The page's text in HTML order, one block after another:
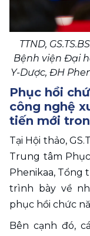
TTND,
Bệnh viện Đại
Y-Dược, ĐH
Phục hồi
công nghệ
tiến mới
Tại Hội thảo,
Trung tâm
Phenikaa, Tổng
trình bày về
phục hồi chức
Bên cạnh đó,